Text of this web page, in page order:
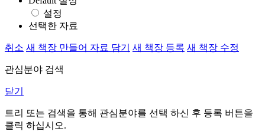
설정
선택한 자료
취소 새 책장 만들어 자료 담기 새 책장 등록 새 책장 수정
관심분야 검색
닫기
트리 또는 검색을 통해 관심분야를 선택 하신 후 등록 버튼을
클릭 하십시오.